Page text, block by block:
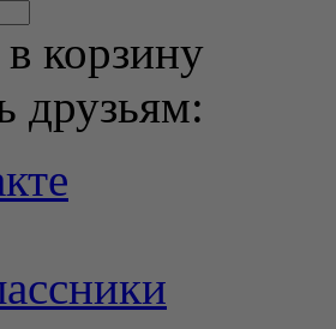
корзину
друзьям: